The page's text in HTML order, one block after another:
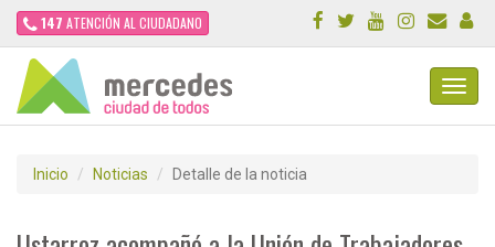
147 ATENCIÓN AL CIUDADANO
Inicio Noticias Detalle de la noticia